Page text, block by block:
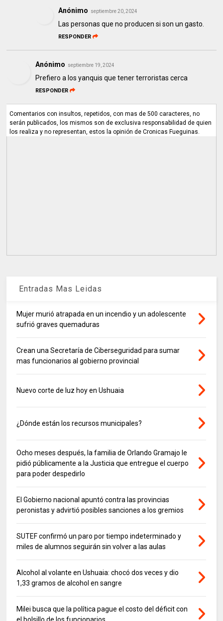
Anónimo septiembre 20, 2024
Las personas que no producen si son un gasto.
RESPONDER
Anónimo septiembre 19, 2024
Prefiero a los yanquis que tener terroristas cerca
RESPONDER
Comentarios con insultos, repetidos, con mas de 500 caracteres, no
serán publicados, los mismos son de exclusiva responsabilidad de quien
los realiza y no representan, estos la opinión de Cronicas Fueguinas.
Entradas Mas Leidas
Mujer murió atrapada en un incendio y un adolescente
sufrió graves quemaduras
Crean una Secretaría de Ciberseguridad para sumar
mas funcionarios al gobierno provincial
Nuevo corte de luz hoy en Ushuaia
¿Dónde están los recursos municipales?
Ocho meses después, la familia de Orlando Gramajo le
pidió públicamente a la Justicia que entregue el cuerpo
para poder despedirlo
El Gobierno nacional apuntó contra las provincias
peronistas y advirtió posibles sanciones a los gremios
SUTEF confirmó un paro por tiempo indeterminado y
miles de alumnos seguirán sin volver a las aulas
Alcohol al volante en Ushuaia: chocó dos veces y dio
1,33 gramos de alcohol en sangre
Milei busca que la política pague el costo del déficit con